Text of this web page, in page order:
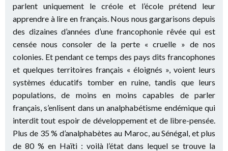
parlent uniquement le créole et l’école prétend leur
apprendre à lire en français. Nous nous gargarisons depuis
des dizaines d’années d’une francophonie rêvée qui est
censée nous consoler de la perte « cruelle » de nos
colonies. Et pendant ce temps des pays dits francophones
et quelques territoires français « éloignés », voient leurs
systèmes éducatifs tomber en ruine, tandis que leurs
populations, de moins en moins capables de parler
français, s’enlisent dans un analphabétisme endémique qui
interdit tout espoir de développement et de libre-pensée.
Plus de 35 % d’analphabètes au Maroc, au Sénégal, et plus
de 80 % en Haïti : voilà l’état dans lequel se trouve la